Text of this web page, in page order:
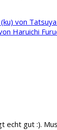
von Tatsuya
Haruichi
echt gut :).